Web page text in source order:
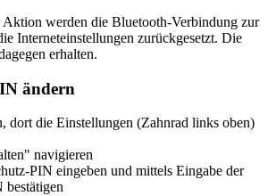
Aktion werden die Bluetooth-Verbindung zur
Interneteinstellungen zurückgesetzt. Die
erhalten.
ändern
dort die Einstellungen (Zahnrad links oben)
navigieren
PIN eingeben und mittels Eingabe der
bestätigen